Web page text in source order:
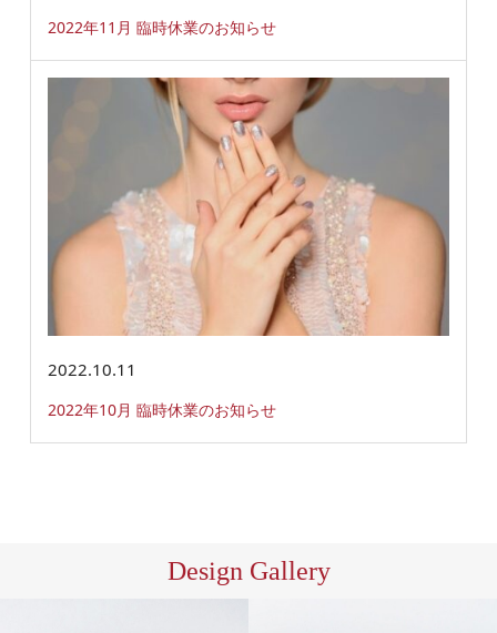
2022年11月 臨時休業のお知らせ
2022.10.11
2022年10月 臨時休業のお知らせ
Design Gallery